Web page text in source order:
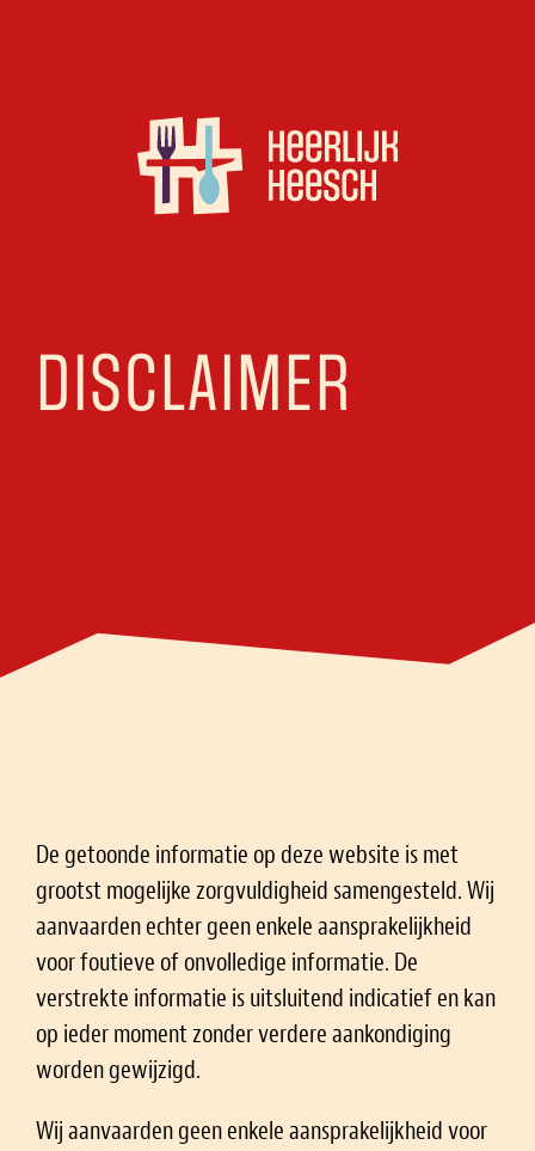
DISCLAIMER
De getoonde informatie op deze website is met
grootst mogelijke zorgvuldigheid samengesteld. Wij
aanvaarden echter geen enkele aansprakelijkheid
voor foutieve of onvolledige informatie. De
verstrekte informatie is uitsluitend indicatief en kan
op ieder moment zonder verdere aankondiging
worden gewijzigd.
Wij aanvaarden geen enkele aansprakelijkheid voor